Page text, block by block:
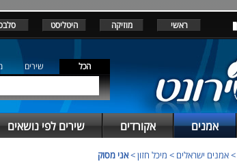
ראשי מוזיקה היטליסט
הכל שירים
אמנים אקורדים שירים לפי נושאים
>אמנים ישראלים > מיכל חזון>אני מסוק